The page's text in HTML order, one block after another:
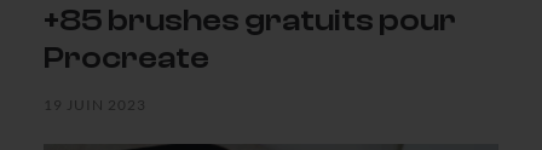
+85 brushes gratuits pour
Procreate
19 JUIN 2023